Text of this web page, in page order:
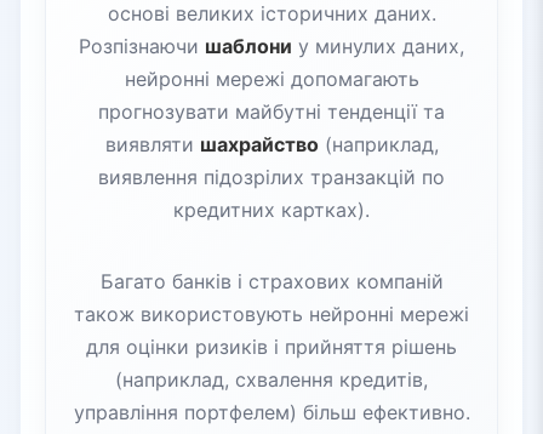
основі великих історичних даних.
Розпізнаючи шаблони у минулих даних,
нейронні мережі допомагають
прогнозувати майбутні тенденції та
виявляти шахрайство(наприклад,
виявлення підозрілих транзакцій по
кредитних картках).
Багато банків і страхових компаній
також використовують нейронні мережі
для оцінки ризиків і прийняття рішень
(наприклад, схвалення кредитів,
управління портфелем) більш ефективно.